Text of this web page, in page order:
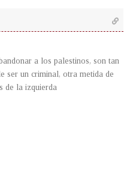
a los palestinos, son tan
ser un criminal, otra metida de
de la izquierda